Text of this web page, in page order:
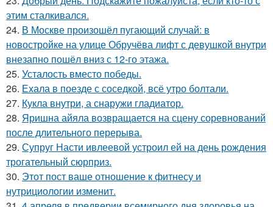
этим сталкивался.
24. В Москве произошёл пугающий случай: в
новостройке на улице Обручёва лифт с девушкой внутри
внезапно пошёл вниз с 12-го этажа.
25. Усталость вместо победы.
26. Ехала в поезде с соседкой, всё утро болтали.
27. Кукла внутри, а снаружи гладиатор.
28. Яришна айяла возвращается на сцену соревнований
после длительного перерыва.
29. Супруг Насти ивлеевой устроил ей на день рождения
трогательный сюрприз.
30. Этот пост ваше отношение к фитнесу и
нутрициологии изменит.